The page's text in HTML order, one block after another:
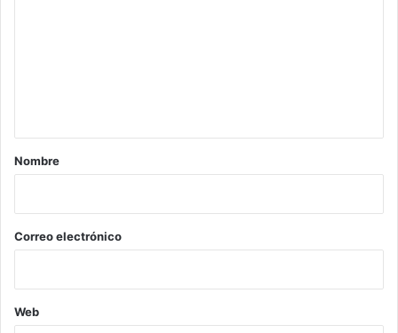
r
*
Nombre
Correo electrónico
Web